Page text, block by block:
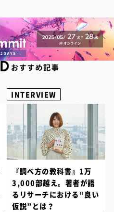
INTERVIEW
『調べ方の教科書』1万
3,000部越え。著者が語
るリサーチにおける“良い
仮説”とは？